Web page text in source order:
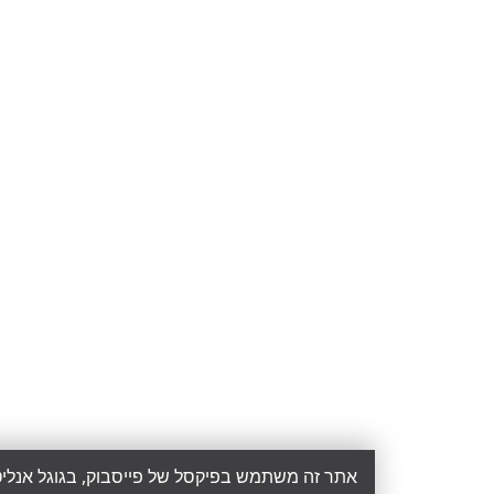
אתר זה משתמש בפיקסל של פייסבוק, בגוגל אנליטיקס